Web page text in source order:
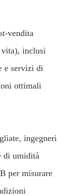
vendita
vita), inclusi
e servizi di
ottimali
ingegneri
di umidità
per misurare